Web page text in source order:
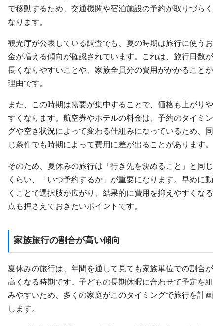
で移動するため、交通機関や宿泊施設の予約が取りづらく
なります。
観光庁が公表している調査でも、夏の時期は旅行に使うお
金が増える傾向が確認されています。これは、旅行日数が
長くなりやすいことや、家族全員分の費用がかかることが
理由です。
また、この時期は需要が集中することで、価格も上がりや
すくなります。航空券やホテルの料金は、予約のタイミン
グや空き状況によって変わる仕組みになっているため、同
じ条件でも時期によって費用に差が出ることがあります。
そのため、夏休みの旅行は「行き先を決めること」と同じ
くらい、「いつ予約するか」が重要になります。早めに動
くことで選択肢が広がり、結果的に費用を抑えやすくなる
点も押さえておきたいポイントです。
家族旅行の割合が高い傾向
夏休みの旅行は、年間を通して見ても家族単位での割合が
高くなる時期です。子どもの長期休暇に合わせて予定を組
みやすいため、多くの家庭がこのタイミングで旅行を計画
します。